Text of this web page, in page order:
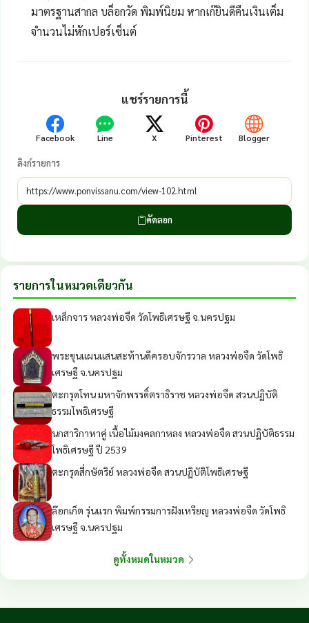
มาตรฐานสากล บล็อกวัด พิมพ์นิยม หากเก๊ยินดีคืนเงินเต็ม
จำนวนไม่หักเปอร์เซ็นต์
แชร์รายการนี้
Facebook Line X Pinterest Blogger
ลิงก์รายการ
คัดลอก
รายการในหมวดเดียวกัน
เหล็กจาร หลวงพ่อจืด วัดโพธิเศรษฐี จ.นครปฐม
พระขุนแผนแสนสะท้านดีครอบจักรวาล หลวงพ่อจืด วัดโพธิ
เศรษฐี จ.นครปฐม
ตะกรุดโทน มหาจักพรรดิ์ตราธิราช หลวงพ่อจืด สวนปฏิบัติ
ธรรมโพธิเศรษฐี
นกสาริกาหาคู่ เนื้อไม้มงคลกาหลง หลวงพ่อจืด สวนปฏิบัติธรรม
โพธิเศรษฐี ปี 2539
ตะกรุดสี่กษัตริย์ หลวงพ่อจืด สวนปฏิบัติโพธิเศรษฐี
ล๊อกเก็ต รุ่นแรก พิมพ์กรรมการฝังเหรียญ หลวงพ่อจืด วัดโพธิ
เศรษฐี จ.นครปฐม
ดูทั้งหมดในหมวด